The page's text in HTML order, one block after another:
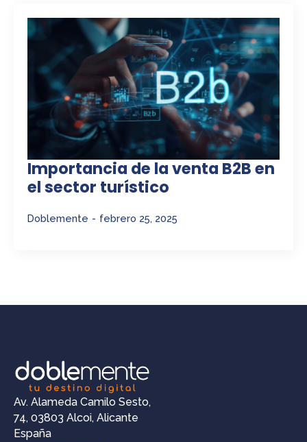
Importancia de la venta B2B en
el sector turístico
Doblemente febrero 25, 2025
Av. Alameda Camilo Sesto,
74, 03803 Alcoi, Alicante
España